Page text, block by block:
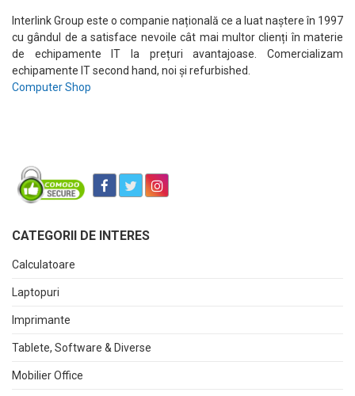
Interlink Group este o companie națională ce a luat naștere în 1997
cu gândul de a satisface nevoile cât mai multor clienți în materie
de echipamente IT la prețuri avantajoase. Comercializam
echipamente IT second hand, noi și refurbished.
Computer Shop
CATEGORII DE INTERES
Calculatoare
Laptopuri
Imprimante
Tablete, Software & Diverse
Mobilier Office